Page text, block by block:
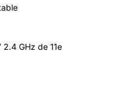
2.4 GHz de 11e